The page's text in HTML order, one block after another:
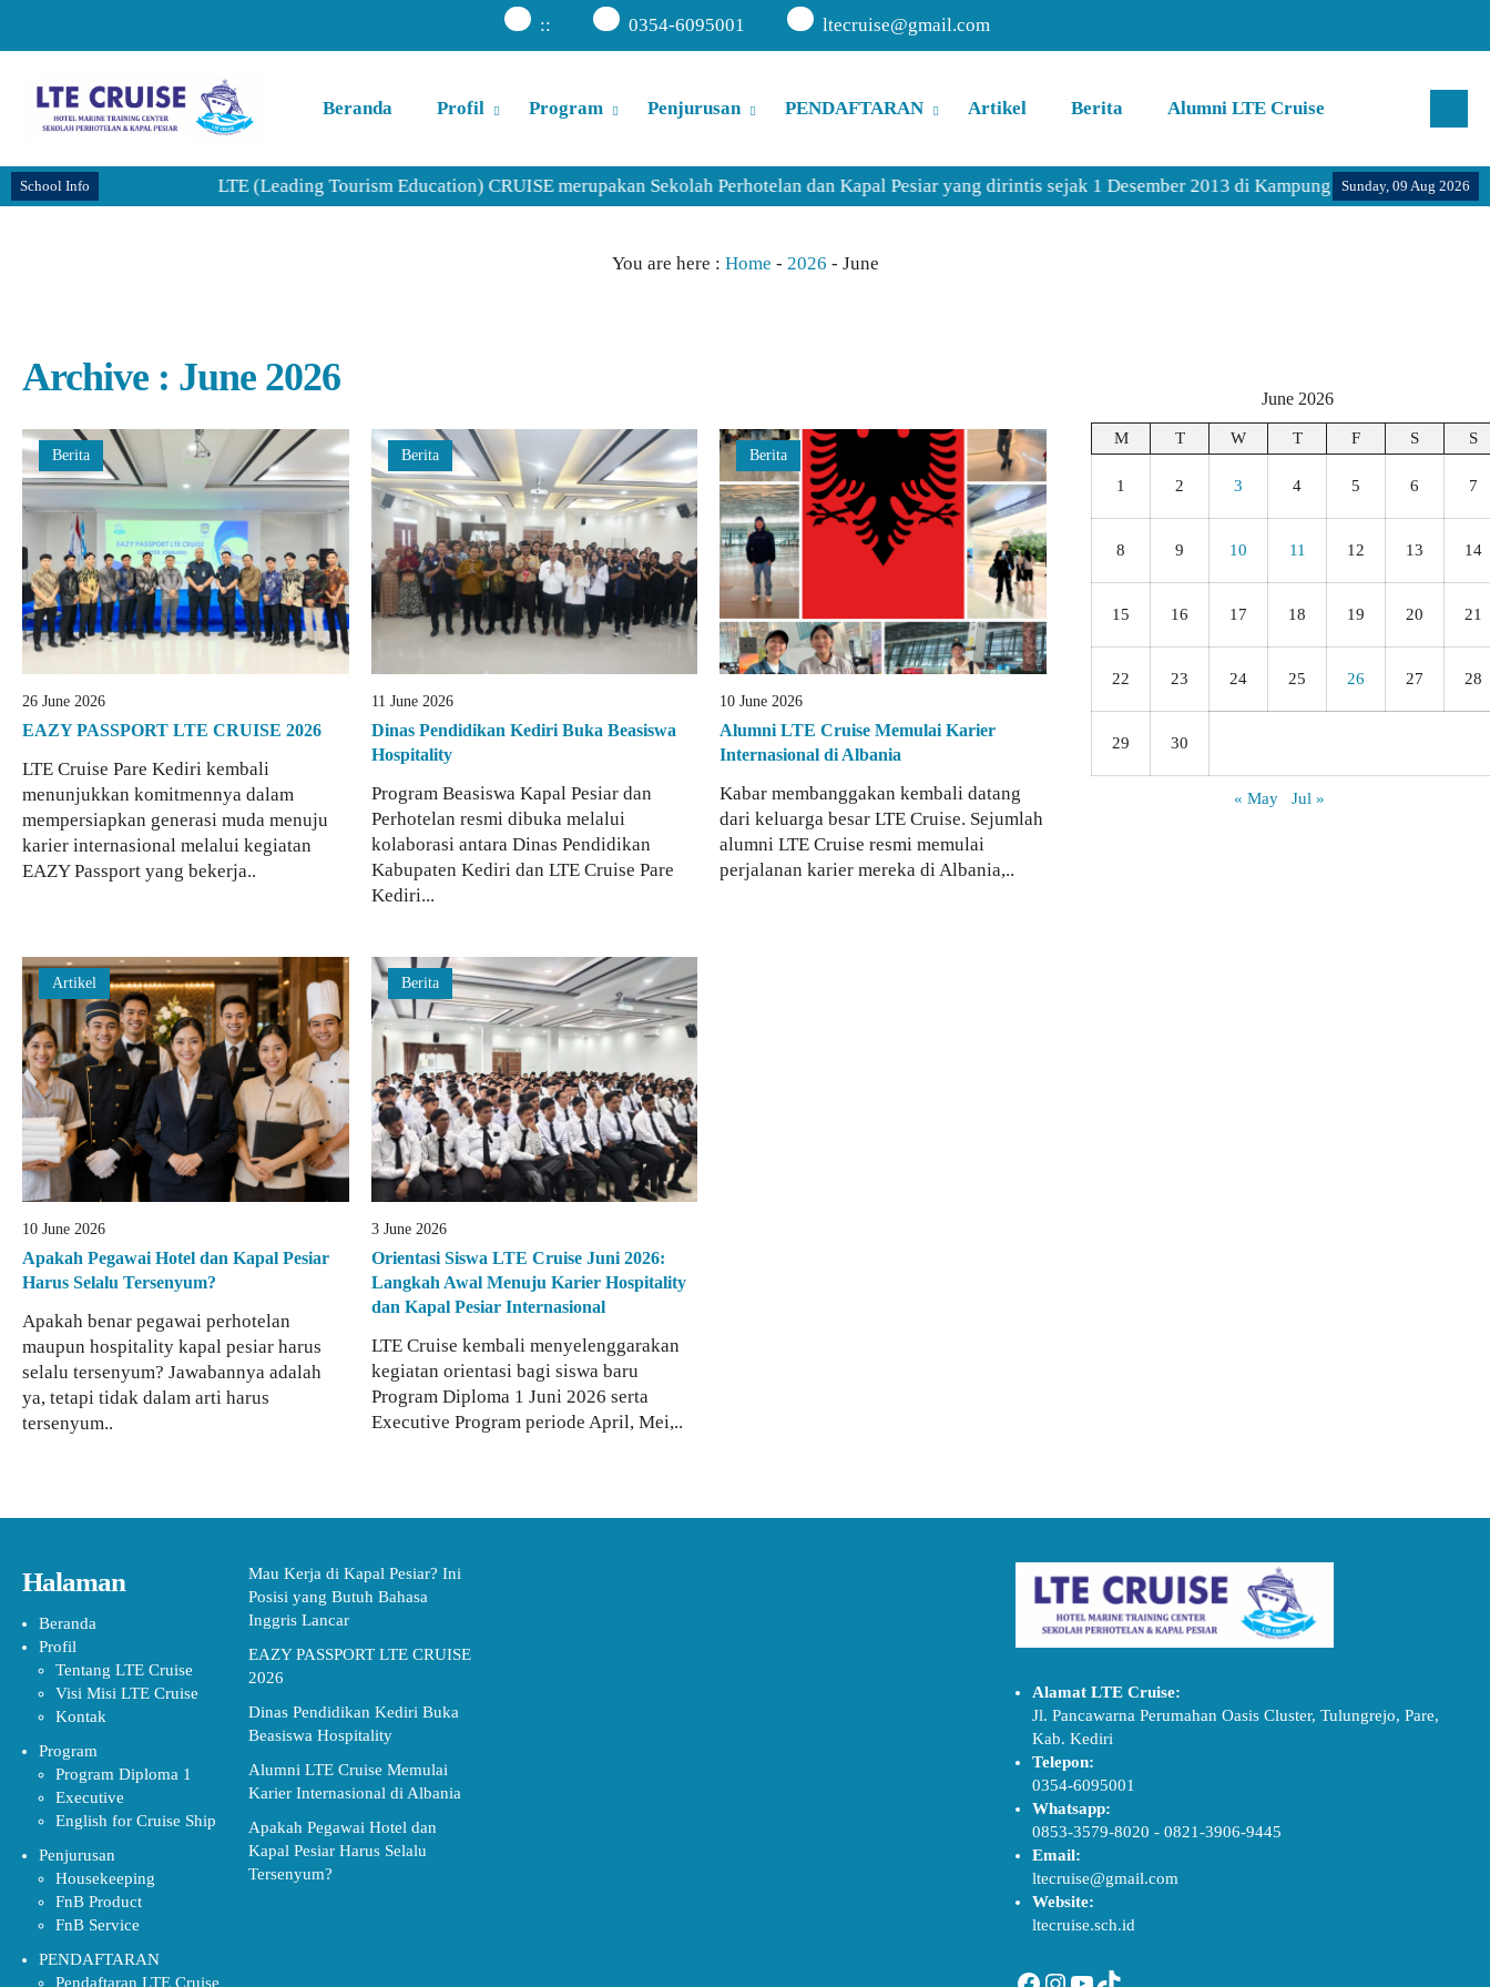
:: 0354-6095001 ltecruise@gmail.com
Beranda Profil Program Penjurusan PENDAFTARAN Artikel Berita Alumni LTE Cruise
School Info Sunday, 09 Aug 2026
LTE (Leading Tourism Education) CRUISE merupakan Sekolah Perhotelan dan Kapal Pesiar yang dirintis sejak 1 Desember 2013 di Kampung Inggris Pare Kediri.
You are here : Home - 2026 - June
Archive : June 2026
Berita
26 June 2026
EAZY PASSPORT LTE CRUISE 2026
LTE Cruise Pare Kediri kembali
menunjukkan komitmennya dalam
mempersiapkan generasi muda menuju
karier internasional melalui kegiatan
EAZY Passport yang bekerja..
Berita
11 June 2026
Dinas Pendidikan Kediri Buka Beasiswa
Hospitality
Program Beasiswa Kapal Pesiar dan
Perhotelan resmi dibuka melalui
kolaborasi antara Dinas Pendidikan
Kabupaten Kediri dan LTE Cruise Pare
Kediri...
Berita
10 June 2026
Alumni LTE Cruise Memulai Karier
Internasional di Albania
Kabar membanggakan kembali datang
dari keluarga besar LTE Cruise. Sejumlah
alumni LTE Cruise resmi memulai
perjalanan karier mereka di Albania,..
Artikel
10 June 2026
Apakah Pegawai Hotel dan Kapal Pesiar
Harus Selalu Tersenyum?
Apakah benar pegawai perhotelan
maupun hospitality kapal pesiar harus
selalu tersenyum? Jawabannya adalah
ya, tetapi tidak dalam arti harus
tersenyum..
Berita
3 June 2026
Orientasi Siswa LTE Cruise Juni 2026:
Langkah Awal Menuju Karier Hospitality
dan Kapal Pesiar Internasional
LTE Cruise kembali menyelenggarakan
kegiatan orientasi bagi siswa baru
Program Diploma 1 Juni 2026 serta
Executive Program periode April, Mei,..
June 2026
M T W T F S S
1 2 3 4 5 6 7
8 9 10 11 12 13 14
15 16 17 18 19 20 21
22 23 24 25 26 27 28
29 30
« May Jul »
Halaman
Beranda
Profil
Tentang LTE Cruise
Visi Misi LTE Cruise
Kontak
Program
Program Diploma 1
Executive
English for Cruise Ship
Penjurusan
Housekeeping
FnB Product
FnB Service
PENDAFTARAN
Pendaftaran LTE Cruise
Mau Kerja di Kapal Pesiar? Ini
Posisi yang Butuh Bahasa
Inggris Lancar
EAZY PASSPORT LTE CRUISE
2026
Dinas Pendidikan Kediri Buka
Beasiswa Hospitality
Alumni LTE Cruise Memulai
Karier Internasional di Albania
Apakah Pegawai Hotel dan
Kapal Pesiar Harus Selalu
Tersenyum?
Alamat LTE Cruise:
Jl. Pancawarna Perumahan Oasis Cluster, Tulungrejo, Pare,
Kab. Kediri
Telepon:
0354-6095001
Whatsapp:
0853-3579-8020 - 0821-3906-9445
Email:
ltecruise@gmail.com
Website:
ltecruise.sch.id